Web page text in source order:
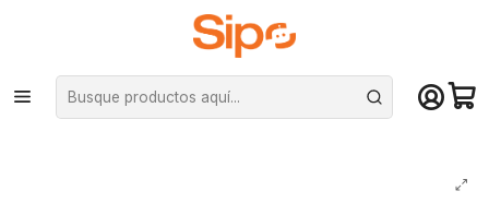
¡Compra hasta mediodía y recibe hoy! De lunes a sábado en el gran
Santiago. Envío gratis desde $29.990
Inicio Computación y Gamers Teclados Mecánicos
Teclado Gamer Mecánico Razer Huntsman V3 X Tenkeyless 80% RGB
USB